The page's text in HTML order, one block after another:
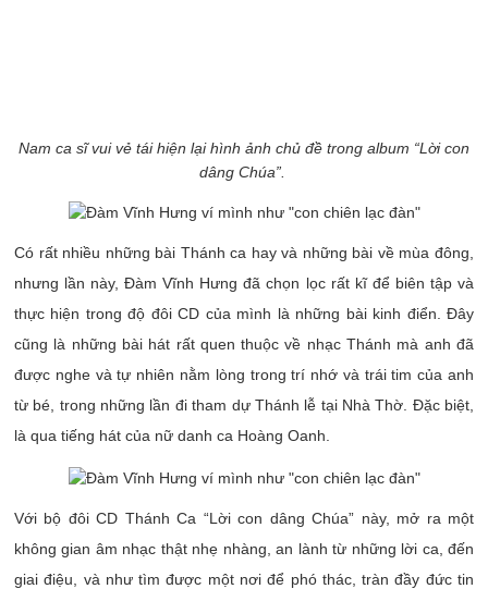
Nam ca sĩ vui vẻ tái hiện lại hình ảnh chủ đề trong album “Lời con
dâng Chúa”.
Có rất nhiều những bài Thánh ca hay và những bài về mùa đông,
nhưng lần này, Đàm Vĩnh Hưng đã chọn lọc rất kĩ để biên tập và
thực hiện trong độ đôi CD của mình là những bài kinh điển. Đây
cũng là những bài hát rất quen thuộc về nhạc Thánh mà anh đã
được nghe và tự nhiên nằm lòng trong trí nhớ và trái tim của anh
từ bé, trong những lần đi tham dự Thánh lễ tại Nhà Thờ. Đặc biệt,
là qua tiếng hát của nữ danh ca Hoàng Oanh.
Với bộ đôi CD Thánh Ca “Lời con dâng Chúa” này, mở ra một
không gian âm nhạc thật nhẹ nhàng, an lành từ những lời ca, đến
giai điệu, và như tìm được một nơi để phó thác, tràn đầy đức tin